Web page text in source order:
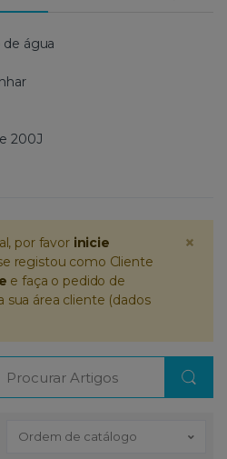
água
200J
×
por favor inicie
registou como Cliente
e faça o pedido de
sua área cliente (dados
Ordem de catálogo